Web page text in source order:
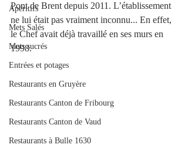
Apéritifs
Mets Salés
Mets sucrés
Entrées et potages
Restaurants en Gruyère
Restaurants Canton de Fribourg
Restaurants Canton de Vaud
Restaurants à Bulle 1630
Pont de Brent depuis 2011. L’établissement
ne lui était pas vraiment inconnu... En effet,
le Chef avait déjà travaillé en ses murs en
1998.